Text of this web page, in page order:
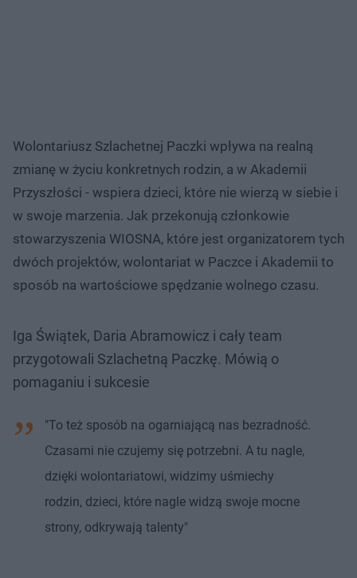
Wolontariusz Szlachetnej Paczki wpływa na realną
zmianę w życiu konkretnych rodzin, a w Akademii
Przyszłości - wspiera dzieci, które nie wierzą w siebie i
w swoje marzenia. Jak przekonują członkowie
stowarzyszenia WIOSNA, które jest organizatorem tych
dwóch projektów, wolontariat w Paczce i Akademii to
sposób na wartościowe spędzanie wolnego czasu.
Iga Świątek, Daria Abramowicz i cały team
przygotowali Szlachetną Paczkę. Mówią o
pomaganiu i sukcesie
"To też sposób na ogarniającą nas bezradność.
Czasami nie czujemy się potrzebni. A tu nagle,
dzięki wolontariatowi, widzimy uśmiechy
rodzin, dzieci, które nagle widzą swoje mocne
strony, odkrywają talenty"